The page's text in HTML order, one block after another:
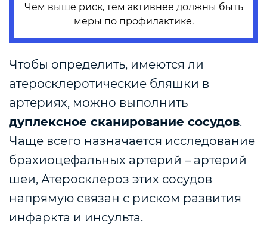
Чем выше риск, тем активнее должны быть
меры по профилактике.
Чтобы определить, имеются ли
атеросклеротические бляшки в
артериях, можно выполнить
дуплексное сканирование сосудов.
Чаще всего назначается исследование
брахиоцефальных артерий – артерий
шеи, Атеросклероз этих сосудов
напрямую связан с риском развития
инфаркта и инсульта.